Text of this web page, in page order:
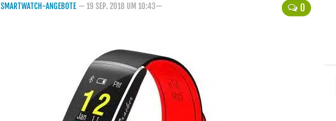
0
SMARTWATCH-ANGEBOTE — 19 SEP. 2018 UM 10:43—